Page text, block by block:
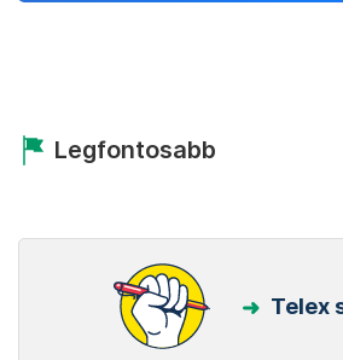
Legfontosabb
Telex